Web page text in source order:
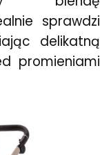
sprawdzi
delikatną
promieniami